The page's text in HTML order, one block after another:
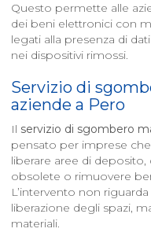
Questo permette alle
dei beni elettronici con
legati alla presenza di
nei dispositivi rimossi.
Servizio di
aziende a Pero
Il servizio di sgombero
pensato per imprese
liberare aree di
obsolete o rimuovere
L’intervento non
liberazione degli spazi,
materiali.